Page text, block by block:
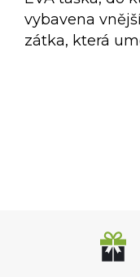
vybavena
zátka, která